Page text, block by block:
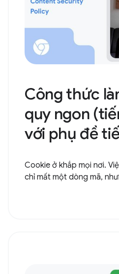
Công thức
quy ngon
với phụ đề
Cookie ở khắp mọi nơi.
chỉ mất một dòng mã,